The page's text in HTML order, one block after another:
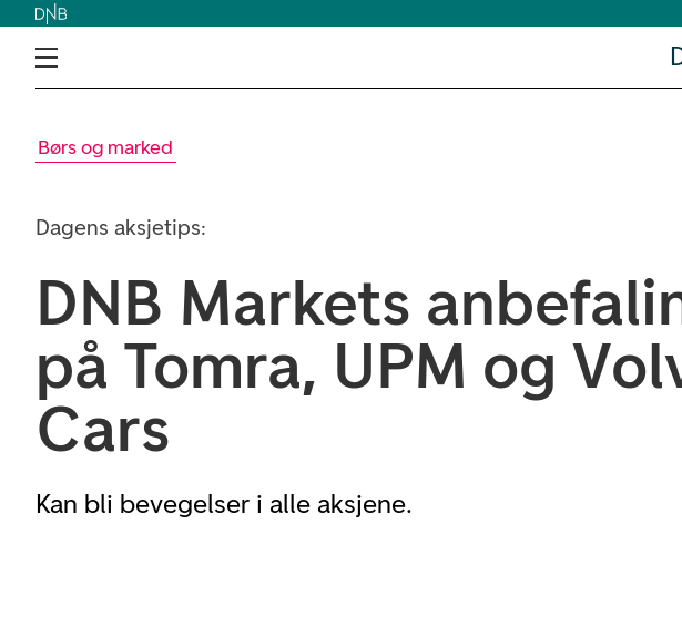
Børs og marked
Dagens aksjetips:
DNB Markets
på Tomra, UPM og
Cars
Kan bli bevegelser i alle aksjene.